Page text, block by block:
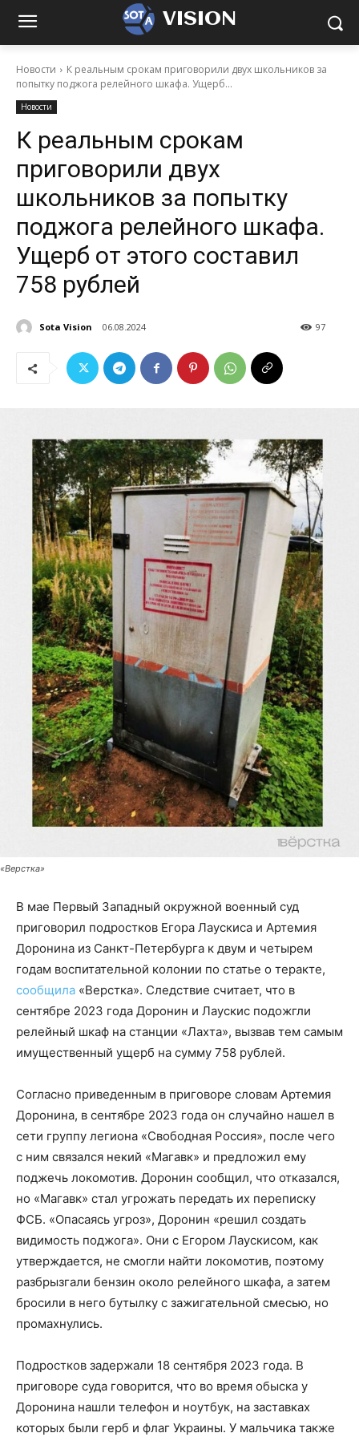
VISION
Новости
К реальным срокам приговорили двух школьников за
попытку поджога релейного шкафа. Ущерб...
Новости
К реальным срокам
приговорили двух
школьников за попытку
поджога релейного шкафа.
Ущерб от этого составил
758 рублей
Sota Vision 06.08.2024 97
«Верстка»
В мае Первый Западный окружной военный суд
приговорил подростков Егора Лаускиса и Артемия
Доронина из Санкт-Петербурга к двум и четырем
годам воспитательной колонии по статье о теракте,
сообщила «Верстка». Следствие считает, что в
сентябре 2023 года Доронин и Лаускис подожгли
релейный шкаф на станции «Лахта», вызвав тем самым
имущественный ущерб на сумму 758 рублей.
Согласно приведенным в приговоре словам Артемия
Доронина, в сентябре 2023 года он случайно нашел в
сети группу легиона «Свободная Россия», после чего
с ним связался некий «Магавк» и предложил ему
поджечь локомотив. Доронин сообщил, что отказался,
но «Магавк» стал угрожать передать их переписку
ФСБ. «Опасаясь угроз», Доронин «решил создать
видимость поджога». Они с Егором Лаускисом, как
утверждается, не смогли найти локомотив, поэтому
разбрызгали бензин около релейного шкафа, а затем
бросили в него бутылку с зажигательной смесью, но
промахнулись.
Подростков задержали 18 сентября 2023 года. В
приговоре суда говорится, что во время обыска у
Доронина нашли телефон и ноутбук, на заставках
которых были герб и флаг Украины. У мальчика также